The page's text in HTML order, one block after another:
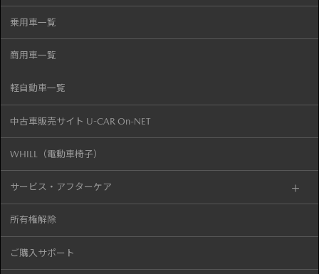
乗用車一覧
商用車一覧
軽自動車一覧
中古車販売サイト U-CAR On-NET
WHILL（電動車椅子）
サービス・アフターケア
所有権解除
ご購入サポート